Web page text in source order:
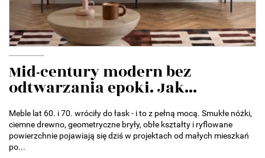
Mid-century modern bez
odtwarzania epoki. Jak...
Meble lat 60. i 70. wróciły do łask - i to z pełną mocą. Smukłe nóżki,
ciemne drewno, geometryczne bryły, obłe kształty i ryflowane
powierzchnie pojawiają się dziś w projektach od małych mieszkań
po...